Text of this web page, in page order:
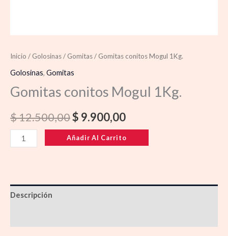
Inicio / Golosinas/ Gomitas/ Gomitas conitos Mogul 1Kg.
Golosinas, Gomitas
Gomitas conitos Mogul 1Kg.
$12.500,00$ 9.900,00
Añadir Al Carrito
Descripción